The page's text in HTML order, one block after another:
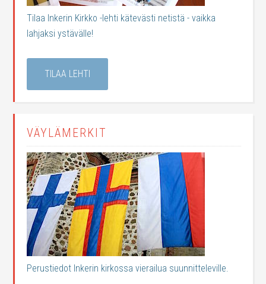
Tilaa Inkerin Kirkko -lehti kätevästi netistä - vaikka
lahjaksi ystävälle!
TILAA LEHTI
VÄYLÄMERKIT
Perustiedot Inkerin kirkossa vierailua suunnitteleville.